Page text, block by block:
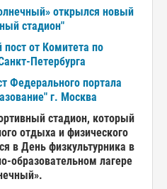
открылся новый
стадион"
от Комитета по
Петербурга
Федерального портала
г. Москва
стадион, который
отдыха и физического
в День физкультурника в
образовательном лагере